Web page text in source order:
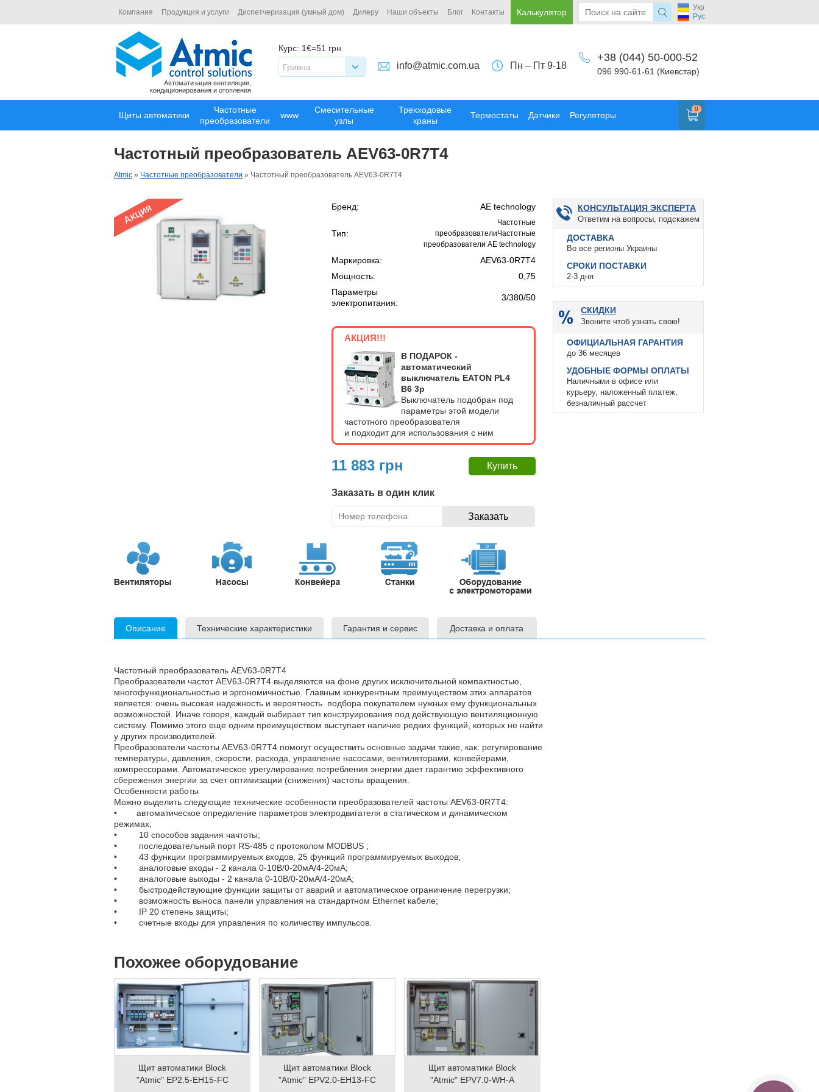
Компания Продукция и услуги Диспетчеризация (умный дом) Дилеру Наши объекты Блог Контакты Калькулятор
Укр
Рус
Автоматизация вентиляции,
кондиционирования и отопления
Курс: 1€=51 грн.
Гривна
info@atmic.com.ua Пн – Пт 9-18
+38 (044) 50-000-52
096 990-61-61 (Киевстар)
Щиты автоматики
Частотные
преобразователи
www
Смесительные
узлы
Трехходовые
краны
Термостаты Датчики Регуляторы
0
Частотный преобразователь AEV63-0R7T4
Atmic » Частотные преобразователи » Частотный преобразователь AEV63-0R7T4
Бренд: AE technology
Тип:
Частотные
преобразователиЧастотные
преобразователи AE technology
Маркировка:
AEV63-0R7T4
Мощность:
0,75
Параметры
электропитания:
3/380/50
АКЦИЯ!!!
В ПОДАРОК -
автоматический
выключатель EATON PL4
В6 3p
Выключатель подобран под
параметры этой модели
частотного преобразователя
и подходит для использования с ним
11 883 грн
Заказать в один клик
КОНСУЛЬТАЦИЯ ЭКСПЕРТА
Ответим на вопросы, подскажем
ДОСТАВКА
Во все регионы Украины
СРОКИ ПОСТАВКИ
2-3 дня
СКИДКИ
Звоните чтоб узнать свою!
ОФИЦИАЛЬНАЯ ГАРАНТИЯ
до 36 месяцев
УДОБНЫЕ ФОРМЫ ОПЛАТЫ
Наличными в офисе или
курьеру, наложенный платеж,
безналичный рассчет
Описание Технические характеристики Гарантия и сервис Доставка и оплата
Частотный преобразователь AEV63-0R7T4
Преобразователи частот AEV63-0R7T4 выделяются на фоне других исключительной компактностью,
многофункциональностью и эргономичностью. Главным конкурентным преимуществом этих аппаратов
является: очень высокая надежность и вероятность подбора покупателем нужных ему функциональных
возможностей. Иначе говоря, каждый выбирает тип конструирования под действующую вентиляционную
систему. Помимо этого еще одним преимуществом выступает наличие редких функций, которых не найти
у других производителей.
Преобразователи частоты AEV63-0R7T4 помогут осуществить основные задачи такие, как: регулирование
температуры, давления, скорости, расхода, управление насосами, вентиляторами, конвейерами,
компрессорами. Автоматическое урегулирование потребления энергии дает гарантию эффективного
сбережения энергии за счет оптимизации (снижения) частоты вращения.
Особенности работы
Можно выделить следующие технические особенности преобразователей частоты AEV63-0R7T4:
• автоматическое опредиление параметров электродвигателя в статическом и динамическом
режимах;
• 10 способов задания чачтоты;
• последовательный порт RS-485 с протоколом MODBUS ;
• 43 функции программируемых входов, 25 функций программируемых выходов;
• аналоговые входы - 2 канала 0-10В/0-20мА/4-20мА;
• аналоговые выходы - 2 канала 0-10В/0-20мА/4-20мА;
• быстродействующие функции защиты от аварий и автоматическое ограничение перегрузки;
• возможность выноса панели управления на стандартном Ethernet кабеле;
• IP 20 степень защиты;
• счетные входы для управления по количеству импульсов.
Похожее оборудование
Щит автоматики Block
"Atmic" EP2.5-EH15-FC
Щит автоматики Block
"Atmic" EPV2.0-EH13-FC
Щит автоматики Block
"Atmic" EPV7.0-WH-A